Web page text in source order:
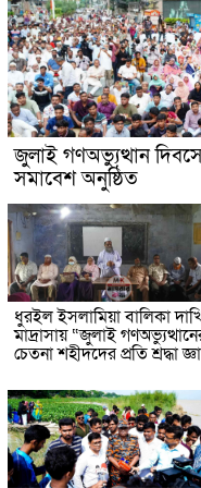
জুলাই গণঅভ্যুত্থান
সমাবেশ অনুষ্ঠিত
ধুরইল ইসলামিয়া বালিকা
মাদ্রাসায় “জুলাই
চেতনা শহীদদের প্রতি শ্রদ্ধা